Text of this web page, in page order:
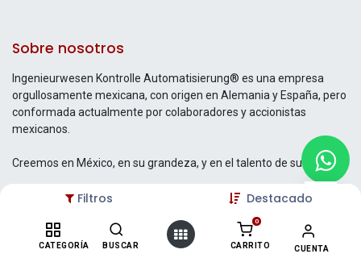
Filtros Destacado
CATEGORÍA BUSCAR
0
CARRITO CUENTA
Sobre nosotros
Ingenieurwesen Kontrolle Automatisierung® es una empresa
orgullosamente mexicana, con origen en Alemania y España, pero
conformada actualmente por colaboradores y accionistas
mexicanos.
Creemos en México, en su grandeza, y en el talento de su gente.
Contáctenos